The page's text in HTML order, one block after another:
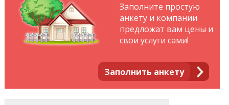
Заполнить анкету
Заполните простую
анкету и компании
предложат вам цены и
свои услуги сами!